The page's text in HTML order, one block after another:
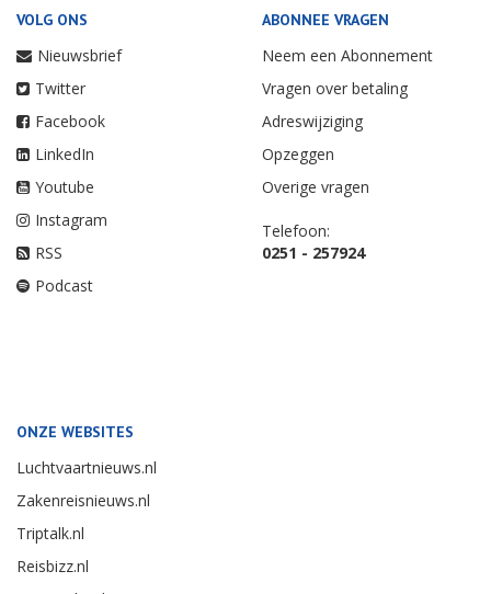
VOLG ONS
Nieuwsbrief
Twitter
Facebook
LinkedIn
Youtube
Instagram
RSS
Podcast
ABONNEE VRAGEN
Neem een Abonnement
Vragen over betaling
Adreswijziging
Opzeggen
Overige vragen
Telefoon:
0251 - 257924
ONZE WEBSITES
Luchtvaartnieuws.nl
Zakenreisnieuws.nl
Triptalk.nl
Reisbizz.nl